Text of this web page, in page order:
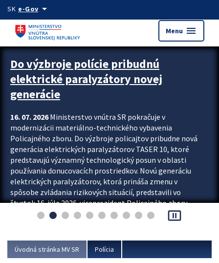
Preskocit na hlavný obsah
SK e-Govarrow_drop_down
Menu menu
Zastavit automatický posun upútavok
Do výzbroje polície pribudnú
elektrické paralyzátory novej
generácie
16. 07. 2026Ministerstvo vnútra SR pokračuje v
modernizácii materiálno-technického vybavenia
Policajného zboru. Do výzbroje policajtov pribudne nová
generácia elektrických paralyzátorov TASER 10, ktoré
predstavujú významný technologický posun v oblasti
používania donucovacích prostriedkov. Novú generáciu
elektrických paralyzátorov, ktorá prináša zmenu v
spôsobe zvládania rizikových situácií, predstavili vo
štvrtok 16. júla 2026 viceprezident Policajného zboru
Rastislav Polakovič a riaditeľ odboru výcviku...
pause_presentation
Úvodná stránka MV SR Polícia